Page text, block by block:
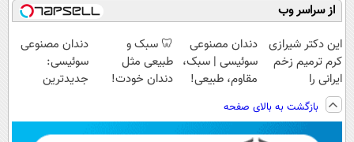
از سراسر وب
این دکتر شیرازی
کرم ترمیم زخم
ایرانی را
ساخت!!!
دندان مصنوعی
سوئیسی | سبک،
مقاوم، طبیعی!
رایگان+پرداخت
اقساطی😍
🦷 سبک و
طبیعی مثل
دندان خودت!
💳 📍 تهران
دندان مصنوعی
سوئیسی:
جدیدترین
پرداخت قسطی
بازگشت به بالای صفحه